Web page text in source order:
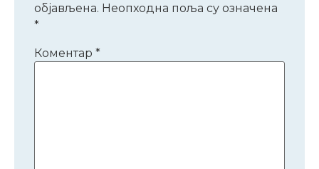
објављена. Неопходна поља су означена
*
Коментар *